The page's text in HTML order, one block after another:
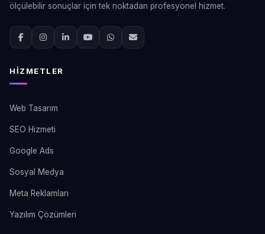
ölçülebilir sonuçlar için tek noktadan profesyonel hizmet.
HIZMETLER
Web Tasarım
SEO Hizmeti
Google Ads
Sosyal Medya
Meta Reklamları
Yazılım Çözümleri